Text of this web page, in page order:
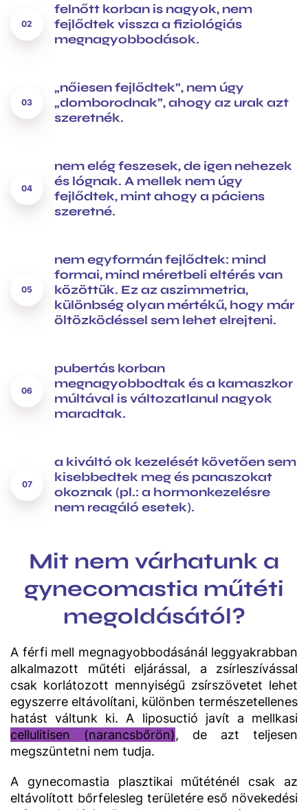
felnőtt korban is nagyok, nem
fejlődtek vissza a fiziológiás
megnagyobbodások.
„nőiesen fejlődtek”, nem úgy
„domborodnak”, ahogy az urak azt
szeretnék.
nem elég feszesek, de igen nehezek
és lógnak. A mellek nem úgy
fejlődtek, mint ahogy a páciens
szeretné.
nem egyformán fejlődtek: mind
formai, mind méretbeli eltérés van
közöttük. Ez az aszimmetria,
különbség olyan mértékű, hogy már
öltözködéssel sem lehet elrejteni.
pubertás korban
megnagyobbodtak és a kamaszkor
múltával is változatlanul nagyok
maradtak.
a kiváltó ok kezelését követően sem
kisebbedtek meg és panaszokat
okoznak (pl.: a hormonkezelésre
nem reagáló esetek).
Mit nem várhatunk a
gynecomastia műtéti
megoldásától?
A férfi mell megnagyobbodásánál leggyakrabban
alkalmazott műtéti eljárással, a zsírleszívással
csak korlátozott mennyiségű zsírszövetet lehet
egyszerre eltávolítani, különben természetellenes
hatást váltunk ki. A liposuctió javít a mellkasi
cellulitisen (narancsbőrön), de azt teljesen
megszüntetni nem tudja.
A gynecomastia plasztikai műtéténél csak az
eltávolított bőrfelesleg területére eső növekedési